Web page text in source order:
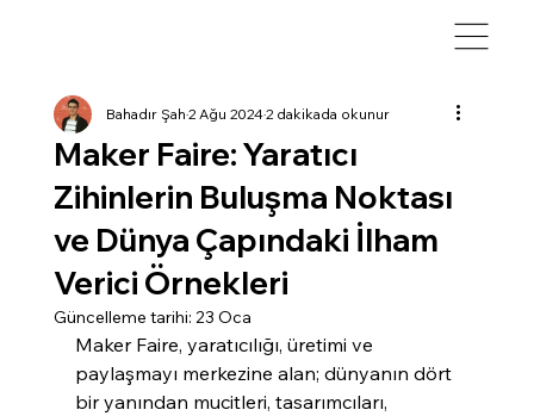
Maker Faire: Yaratıcı
Zihinlerin Buluşma Noktası
ve Dünya Çapındaki İlham
Verici Örnekleri
Bahadır Şah2 Ağu 20242 dakikada okunur
Güncelleme tarihi: 23 Oca
Maker Faire, yaratıcılığı, üretimi ve
paylaşmayı merkezine alan; dünyanın dört
bir yanından mucitleri, tasarımcıları,